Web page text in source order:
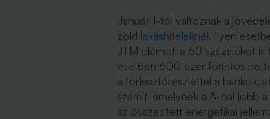
Január 1-től változnak a
zöld lakáshiteleknél. Ilyen
JTM elérheti a 60 százalékot
esetben 600 ezer forintos
a törlesztőrészlettel a bankok,
számít, amelynek a A-nál jobb
az összesített energetikai